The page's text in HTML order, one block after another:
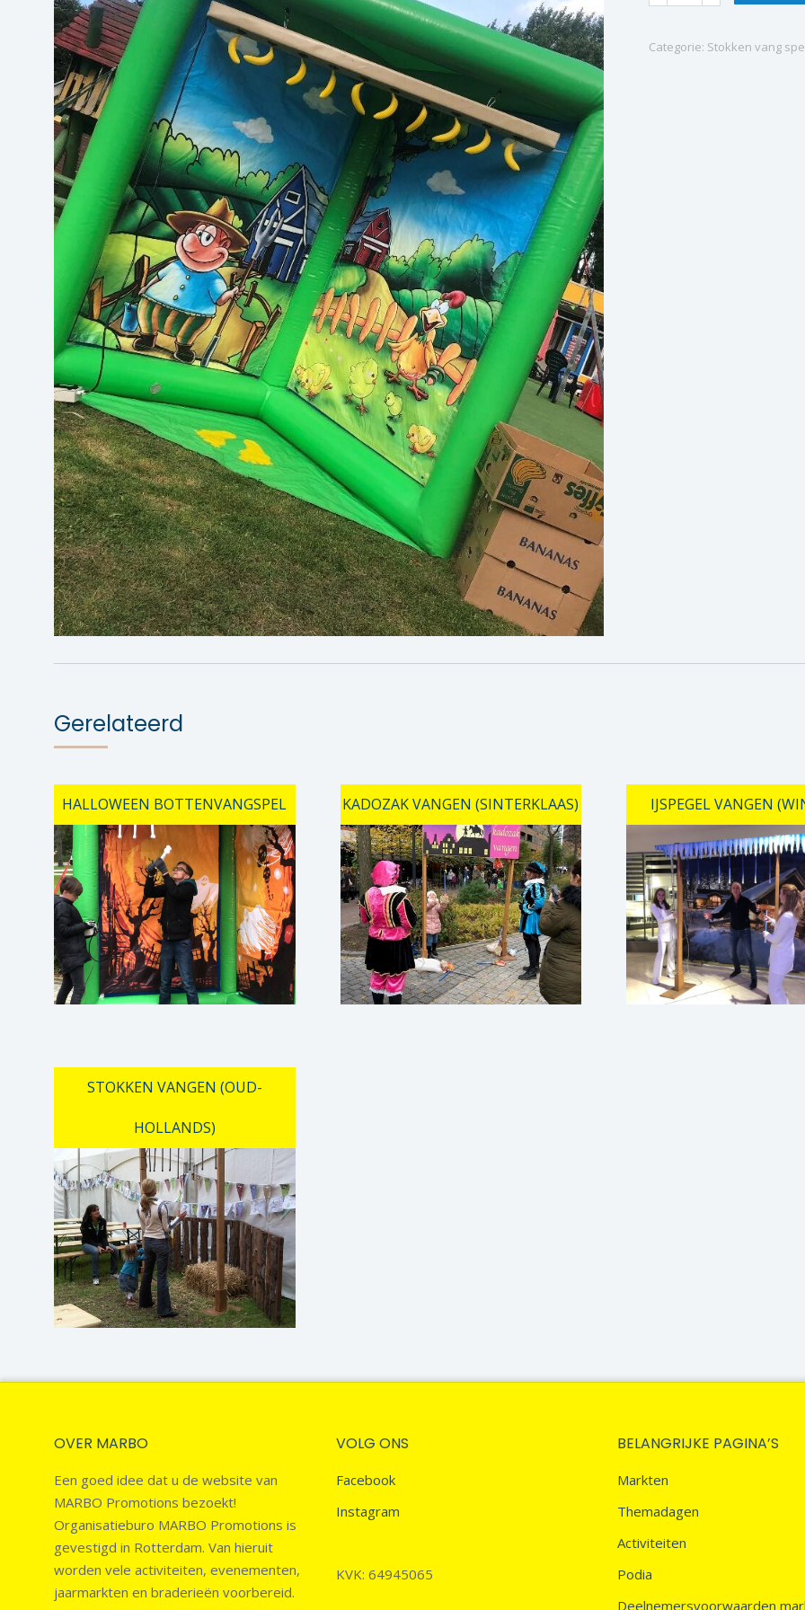
vangen
quantity
Categorie: Stokken vang
Gerelateerd
HALLOWEEN BOTTENVANGSPEL KADOZAK VANGEN (SINTERKLAAS) IJSPEGEL VANGEN
STOKKEN VANGEN (OUD-
HOLLANDS)
OVER MARBO
Een goed idee dat u de website van
MARBO Promotions bezoekt!
Organisatieburo MARBO Promotions is
gevestigd in Rotterdam. Van hieruit
worden vele activiteiten, evenementen,
jaarmarkten en braderieën voorbereid.
VOLG ONS
Facebook
Instagram
KVK: 64945065
BELANGRIJKE PAGINA’S
Markten
Themadagen
Activiteiten
Podia
Deelnemersvoorwaarden